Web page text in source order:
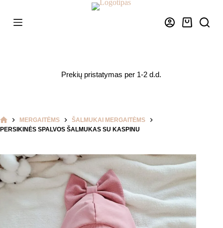
content
šalmukas
Krepšelis
Prekių pristatymas per 1-2 d.d.
HOME
MERGAITĖMS
ŠALMUKAI MERGAITĖMS
PERSIKINĖS SPALVOS ŠALMUKAS SU KASPINU